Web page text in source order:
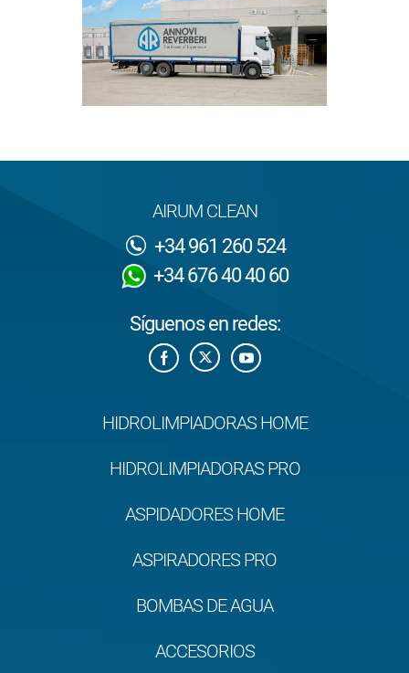
AIRUM CLEAN
+34 961 260 524
+34 676 40 40 60
Síguenos en redes:
HIDROLIMPIADORAS HOME
HIDROLIMPIADORAS PRO
ASPIDADORES HOME
ASPIRADORES PRO
BOMBAS DE AGUA
ACCESORIOS